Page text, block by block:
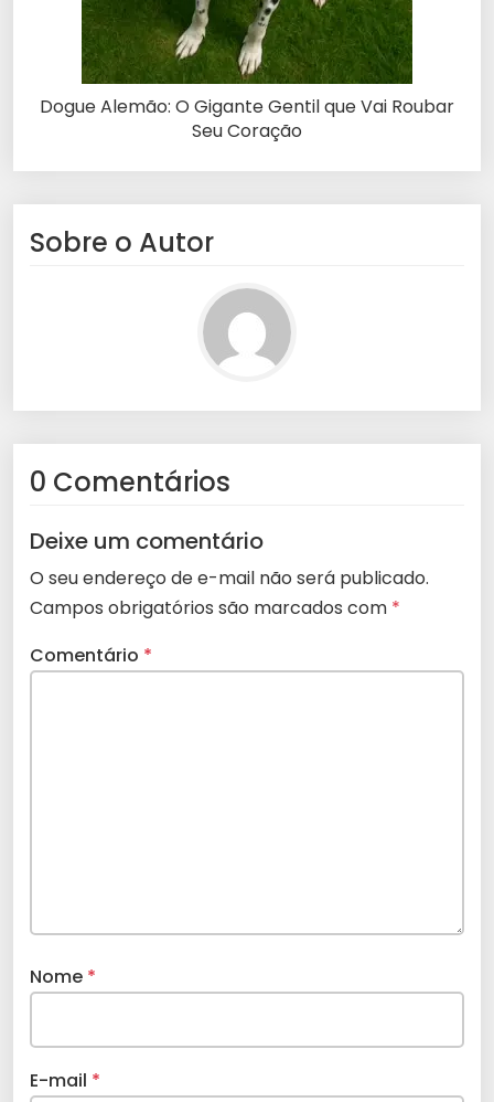
Dogue Alemão: O Gigante Gentil que Vai Roubar
Seu Coração
Sobre o Autor
0 Comentários
Deixe um comentário
O seu endereço de e-mail não será publicado.
Campos obrigatórios são marcados com *
Comentário *
Nome *
E-mail *